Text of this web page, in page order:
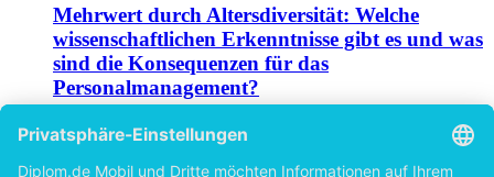
Mehrwert durch Altersdiversität: Welche
wissenschaftlichen Erkenntnisse gibt es und was
sind die Konsequenzen für das
Personalmanagement?
vonKatharina Dumanezk (Autor:in)
©2013
87 Seiten